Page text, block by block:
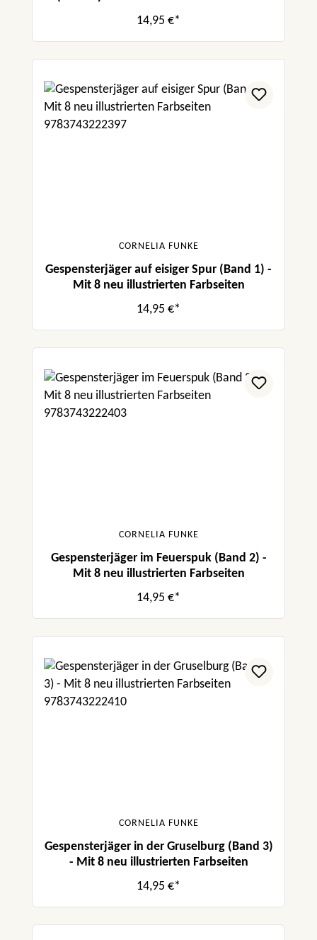
14,95 €*
CORNELIA FUNKE
Gespensterjäger auf eisiger Spur (Band 1) -
Mit 8 neu illustrierten Farbseiten
14,95 €*
CORNELIA FUNKE
Gespensterjäger im Feuerspuk (Band 2) -
Mit 8 neu illustrierten Farbseiten
14,95 €*
CORNELIA FUNKE
Gespensterjäger in der Gruselburg (Band 3)
- Mit 8 neu illustrierten Farbseiten
14,95 €*